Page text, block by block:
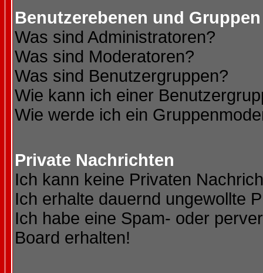
Benutzerebenen und Gruppen
Was sind Administratoren?
Was sind Moderatoren?
Was sind Benutzergruppen?
Wie kann ich einer
Wie werde ich ein
Private Nachrichten
Ich kann keine Privaten
Ich erhalte dauernd ungewollte
Ich habe eine Spam- oder
Board erhalten!